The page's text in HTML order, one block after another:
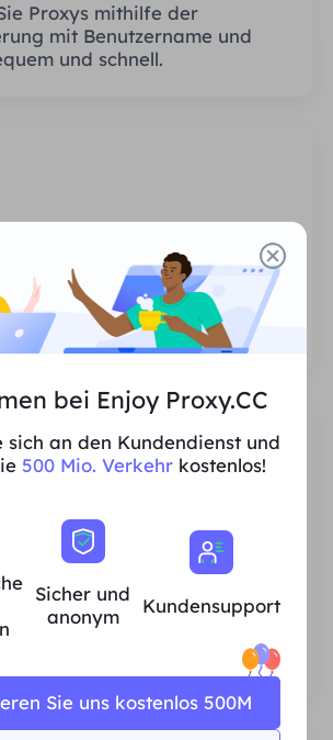
Proxys mithilfe der
mit Benutzername und
und schnell.
Sitzungen
Begrenzung hinsichtlich der
oder der
der Proxys.
IP-Ressourcen für
dass unsere IP-Proxy-
stabil und zuverlässig sind, und
bestrebt, den aktuellen
jedes Kunden gerecht zu
bei Enjoy Proxy.CC
sich an den Kundendienst und
500 Mio. Verkehr kostenlos!
Sicher und
anonym
Kundensupport
Sie uns kostenlos 500M